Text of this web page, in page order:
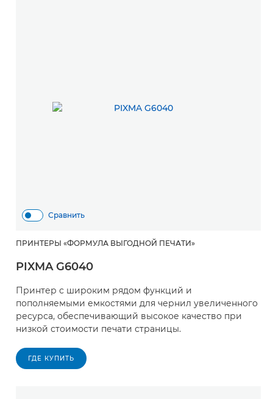
Сравнить
ПРИНТЕРЫ «ФОРМУЛА ВЫГОДНОЙ ПЕЧАТИ»
PIXMA G6040
Принтер с широким рядом функций и
пополняемыми емкостями для чернил увеличенного
ресурса, обеспечивающий высокое качество при
низкой стоимости печати страницы.
ГДЕ КУПИТЬ